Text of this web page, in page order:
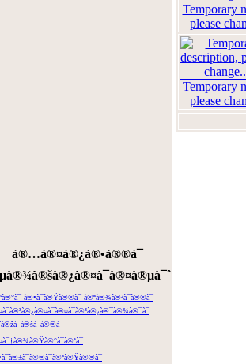
à®…à®¤à®¿à®•à®®à¯
à®•à¯à®Ÿà®®à¯ à®ªà®¾à®²à¯à®®à¯
Temporary
please
Temporary
please